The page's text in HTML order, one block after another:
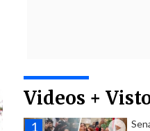
Videos +